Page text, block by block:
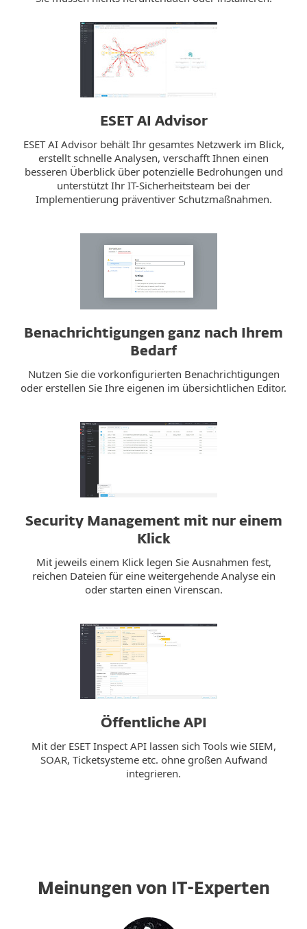
ESET AI Advisor
ESET AI Advisor behält Ihr gesamtes Netzwerk im Blick,
erstellt schnelle Analysen, verschafft Ihnen einen
besseren Überblick über potenzielle Bedrohungen und
unterstützt Ihr IT-Sicherheitsteam bei der
Implementierung präventiver Schutzmaßnahmen.
Benachrichtigungen ganz nach Ihrem
Bedarf
Nutzen Sie die vorkonfigurierten Benachrichtigungen
oder erstellen Sie Ihre eigenen im übersichtlichen Editor.
Security Management mit nur einem
Klick
Mit jeweils einem Klick legen Sie Ausnahmen fest,
reichen Dateien für eine weitergehende Analyse ein
oder starten einen Virenscan.
Öffentliche API
Mit der ESET Inspect API lassen sich Tools wie SIEM,
SOAR, Ticketsysteme etc. ohne großen Aufwand
integrieren.
Meinungen von IT-Experten